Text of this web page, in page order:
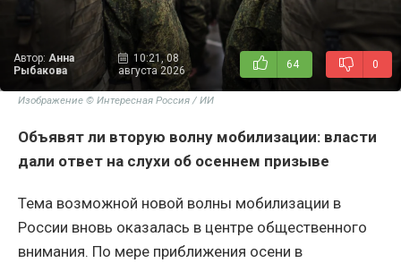
Автор: Анна
Рыбакова
10:21, 08
августа 2026
64 0
Изображение © Интересная Россия / ИИ
Объявят ли вторую волну мобилизации: власти
дали ответ на слухи об осеннем призыве
Тема возможной новой волны мобилизации в
России вновь оказалась в центре общественного
внимания. По мере приближения осени в